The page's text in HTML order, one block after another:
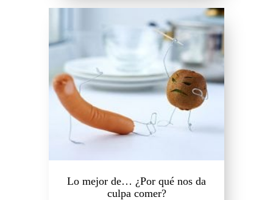
Lo mejor de… ¿Por qué nos da
culpa comer?